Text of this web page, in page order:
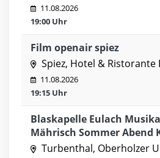
11.08.2026
19:00 Uhr
Film openair spiez
Spiez, Hotel & Ristorante
11.08.2026
19:15 Uhr
Blaskapelle Eulach
Mährisch Sommer Abend
Turbenthal, Oberholzer